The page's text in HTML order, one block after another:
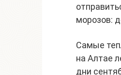
морозов:
Самые
на Алтае
дни